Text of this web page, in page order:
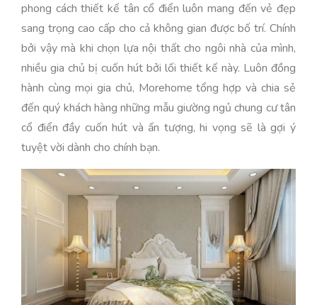
phong cách thiết kế tân cổ điển luôn mang đến vẻ đẹp
sang trọng cao cấp cho cả không gian được bố trí. Chính
bởi vậy mà khi chọn lựa nội thất cho ngôi nhà của mình,
nhiều gia chủ bị cuốn hút bởi lối thiết kế này. Luôn đồng
hành cùng mọi gia chủ, Morehome tổng hợp và chia sẻ
đến quý khách hàng những mẫu giường ngủ chung cư tân
cổ điển đầy cuốn hút và ấn tượng, hi vọng sẽ là gợi ý
tuyệt vời dành cho chính bạn.